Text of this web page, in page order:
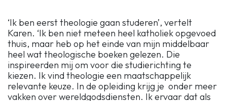
‘Ik ben eerst theologie gaan studeren’, vertelt
Karen. ‘Ik ben niet meteen heel katholiek opgevoed
thuis, maar heb op het einde van mijn middelbaar
heel wat theologische boeken gelezen. Die
inspireerden mij om voor die studierichting te
kiezen. Ik vind theologie een maatschappelijk
relevante keuze. In de opleiding krijg je onder meer
vakken over wereldgodsdiensten. Ik ervaar dat als